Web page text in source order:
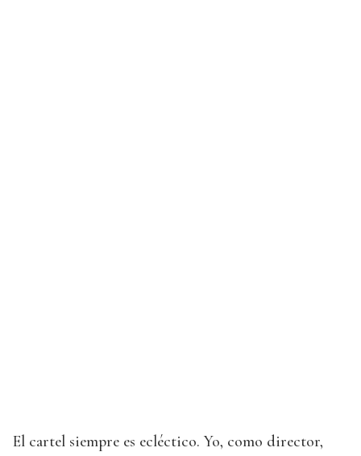
El cartel siempre es ecléctico. Yo, como director,